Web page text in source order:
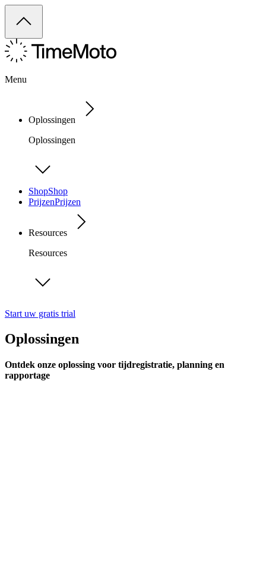
Menu
Oplossingen
Oplossingen
ShopShop
PrijzenPrijzen
Resources
Resources
Start uw gratis trial
Oplossingen
Ontdek onze oplossing voor tijdregistratie, planning en
rapportage